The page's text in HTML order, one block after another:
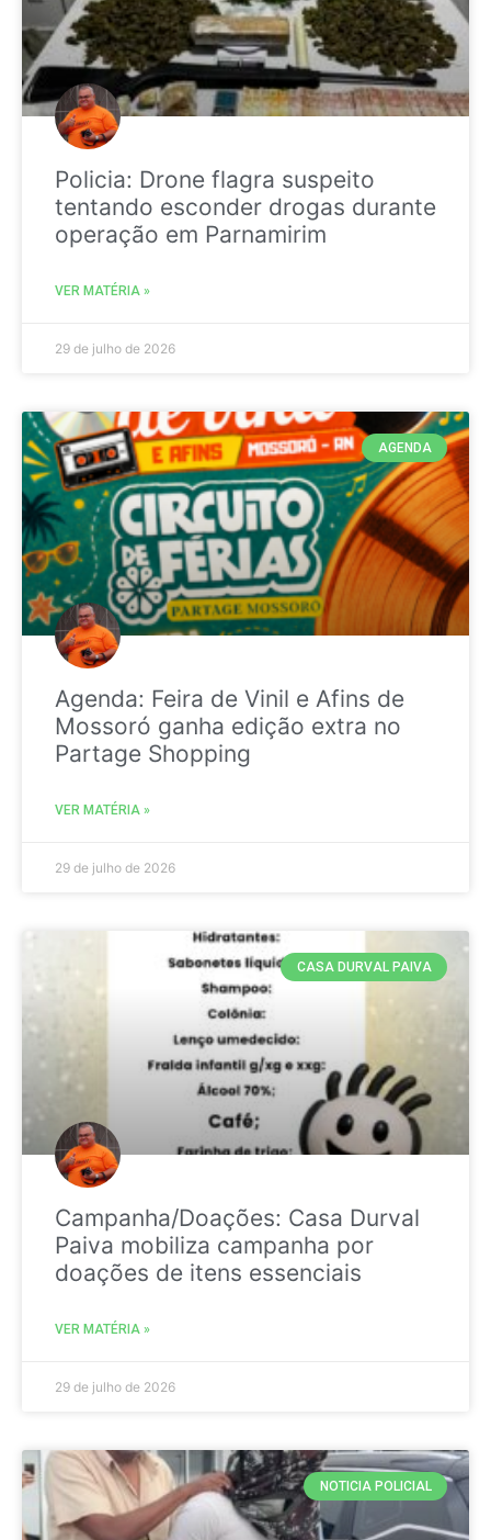
Policia: Drone flagra suspeito
tentando esconder drogas durante
operação em Parnamirim
VER MATÉRIA »
29 de julho de 2026
AGENDA
Agenda: Feira de Vinil e Afins de
Mossoró ganha edição extra no
Partage Shopping
VER MATÉRIA »
29 de julho de 2026
CASA DURVAL PAIVA
Campanha/Doações: Casa Durval
Paiva mobiliza campanha por
doações de itens essenciais
VER MATÉRIA »
29 de julho de 2026
NOTICIA POLICIAL